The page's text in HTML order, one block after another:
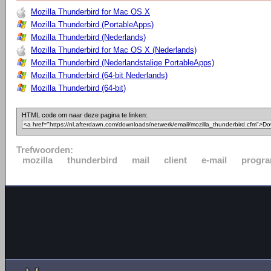
Mozilla Thunderbird for Mac OS X
Mozilla Thunderbird (PortableApps)
Mozilla Thunderbird (Nederlands)
Mozilla Thunderbird for Mac OS X (Nederlands)
Mozilla Thunderbird (Nederlandstalige PortableApps)
Mozilla Thunderbird (64-bit Nederlands)
Mozilla Thunderbird (64-bit)
HTML code om naar deze pagina te linken:
Trefwoorden:
mozilla
thunderbird mail client e-mail